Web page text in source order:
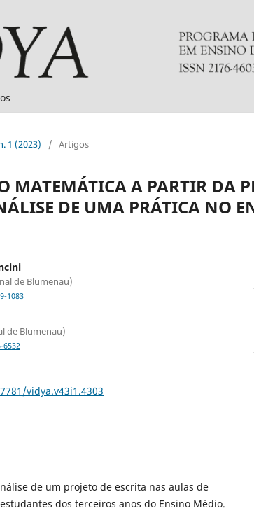
1 (2023) / Artigos
MATEMÁTICA A PARTIR DA
DE UMA PRÁTICA NO
de Blumenau)
1083
de Blumenau)
6532
vidya.v43i1.4303
de um projeto de escrita nas aulas de
dos terceiros anos do Ensino Médio.